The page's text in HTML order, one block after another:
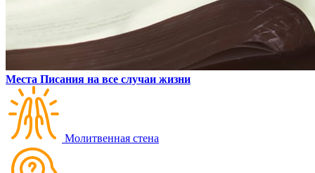
Места Писания на все случаи жизни
Молитвенная стена